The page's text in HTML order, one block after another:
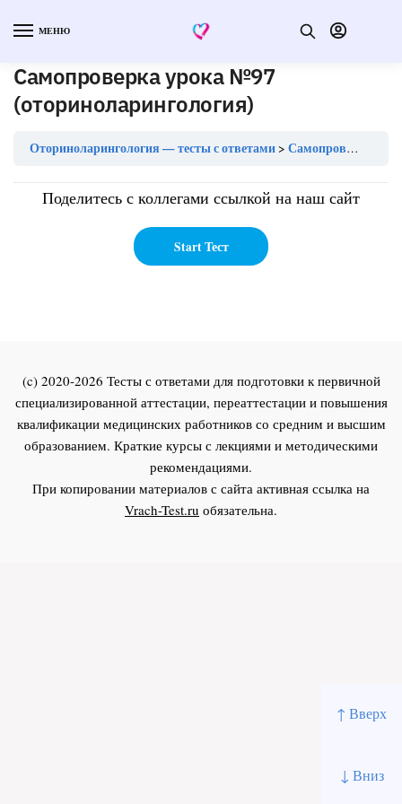
↑ Вверх
↓ Вниз
МЕНЮ
Самопроверка урока №97
(оториноларингология)
Оториноларингология — тесты с ответами Самопроверка урока №97 (оториноларингология)
Поделитесь с коллегами ссылкой на наш сайт
(c) 2020-2026 Тесты с ответами для подготовки к первичной
специализированной аттестации, переаттестации и повышения
квалификации медицинских работников со средним и высшим
образованием. Краткие курсы с лекциями и методическими
рекомендациями.
При копировании материалов с сайта активная ссылка на
Vrach-Test.ru обязательна.